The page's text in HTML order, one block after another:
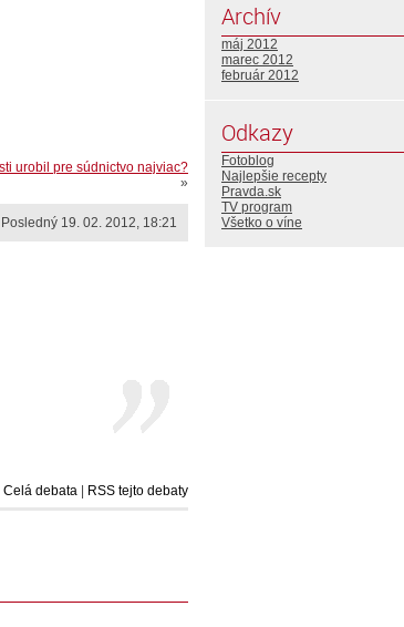
urobil pre súdnictvo najviac?
»
Posledný 19. 02. 2012, 18:21
Celá debata RSS tejto debaty
Archív
máj 2012
marec 2012
február 2012
Odkazy
Fotoblog
Najlepšie recepty
Pravda.sk
TV program
Všetko o víne